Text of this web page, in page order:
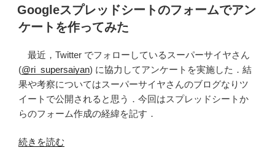
級
グ
ラ
を
作
っ
て
た”
に
連
携
る”
の
稿
日:
Googleスプレッドシートのフォームでアン
ケートを作ってみた
最近，Twitter でフォローしているスーパーサイヤさん
(@ri_supersaiyan) に協力してアンケートを実施した．結
果や考察についてはスーパーサイヤさんのブログなりツ
イートで公開されると思う．今回はスプレッドシートか
らのフォーム作成の経緯を記す．
“Google
続きを読む